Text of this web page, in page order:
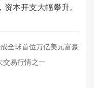
资本开支大幅攀升。
全球首位万亿美元富豪
交易行情之一